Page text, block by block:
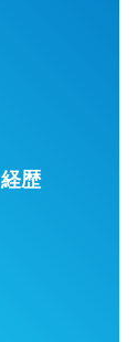
経歴